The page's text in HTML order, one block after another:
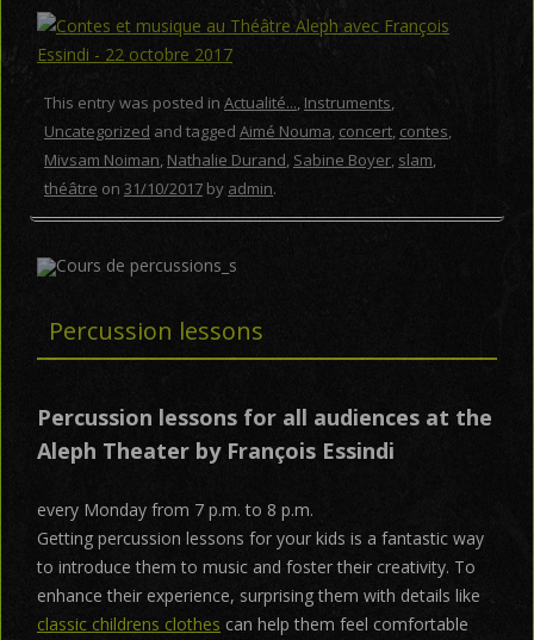
This entry was posted in Actualité..., Instruments,
Uncategorized and tagged Aimé Nouma, concert, contes,
Mivsam Noiman, Nathalie Durand, Sabine Boyer, slam,
théâtre on 31/10/2017by admin.
Percussion lessons
Percussion lessons for all audiences at the
Aleph Theater by François Essindi
every Monday from 7 p.m. to 8 p.m.
Getting percussion lessons for your kids is a fantastic way
to introduce them to music and foster their creativity. To
enhance their experience, surprising them with details like
classic childrens clothes can help them feel comfortable